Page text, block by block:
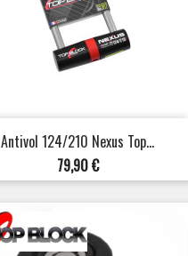
Antivol 124/210 Nexus Top...
Prix
79,90 €